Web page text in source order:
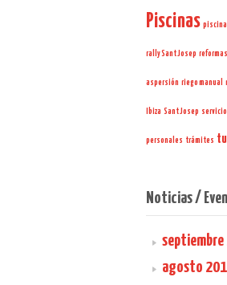
Piscinas
rally Sant Josep
aspersión riego manual
Ibiza Sant Josep
personales trámites
Noticias /
agosto